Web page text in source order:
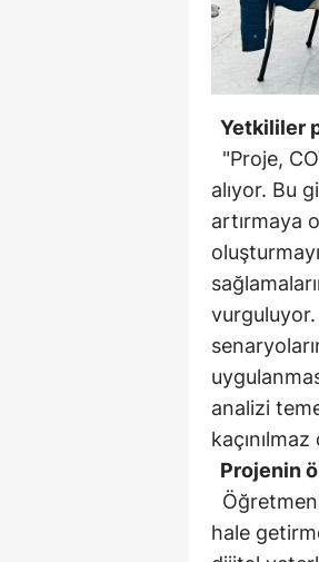
Yetkililer
"Proje,
alıyor. Bu
artırmaya
vurguluyor.
analizi
Projenin
hale